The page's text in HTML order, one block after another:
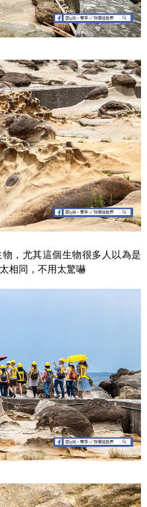
，尤其這個生物很多人以為是
相同，不用太驚嚇